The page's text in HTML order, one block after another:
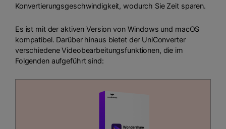
Konvertierungsgeschwindigkeit, wodurch Sie Zeit sparen.
Es ist mit der aktiven Version von Windows und macOS
kompatibel. Darüber hinaus bietet der UniConverter
verschiedene Videobearbeitungsfunktionen, die im
Folgenden aufgeführt sind: